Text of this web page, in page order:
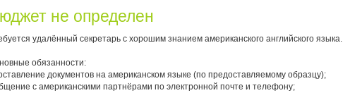
не определен
удалённый секретарь с хорошим знанием американского английского языка.
обязанности:
документов на американском языке (по предоставляемому образцу);
с американскими партнёрами по электронной почте и телефону;